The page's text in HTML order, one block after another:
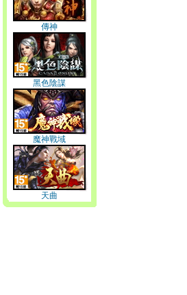
傳神
黑色陰謀
魔神戰域
天曲